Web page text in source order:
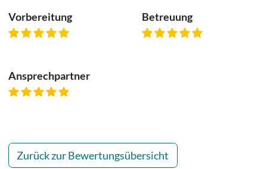
Vorbereitung Betreuung
Ansprechpartner
Zurück zur Bewertungsübersicht